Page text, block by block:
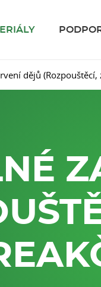
dějů